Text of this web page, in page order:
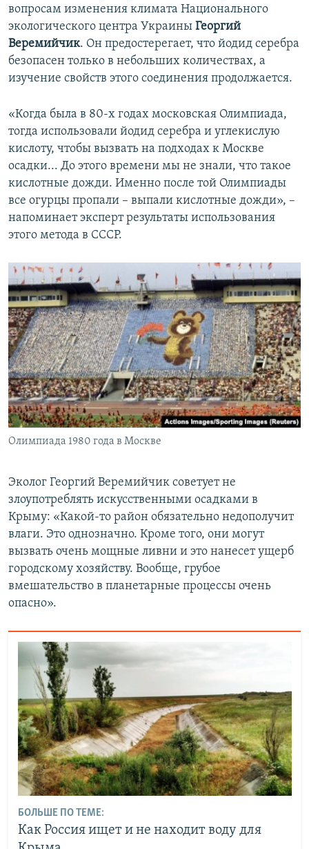
вопросам изменения климата Национального
экологического центра Украины Георгий
Веремийчик. Он предостерегает, что йодид серебра
безопасен только в небольших количествах, а
изучение свойств этого соединения продолжается.
«Когда была в 80-х годах московская Олимпиада,
тогда использовали йодид серебра и углекислую
кислоту, чтобы вызвать на подходах к Москве
осадки... До этого времени мы не знали, что такое
кислотные дожди. Именно после той Олимпиады
все огурцы пропали – выпали кислотные дожди», –
напоминает эксперт результаты использования
этого метода в СССР.
Олимпиада 1980 года в Москве
Эколог Георгий Веремийчик советует не
злоупотреблять искусственными осадками в
Крыму: «Какой-то район обязательно недополучит
влаги. Это однозначно. Кроме того, они могут
вызвать очень мощные ливни и это нанесет ущерб
городскому хозяйству. Вообще, грубое
вмешательство в планетарные процессы очень
опасно».
БОЛЬШЕ ПО ТЕМЕ:
Как Россия ищет и не находит воду для